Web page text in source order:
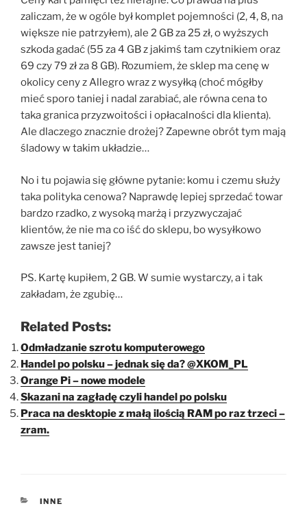
zaliczam, że w ogóle był komplet pojemności (2, 4, 8, na
większe nie patrzyłem), ale 2 GB za 25 zł, o wyższych
szkoda gadać (55 za 4 GB z jakimś tam czytnikiem oraz
69 czy 79 zł za 8 GB). Rozumiem, że sklep ma cenę w
okolicy ceny z Allegro wraz z wysyłką (choć mógłby
mieć sporo taniej i nadal zarabiać, ale równa cena to
taka granica przyzwoitości i opłacalności dla klienta).
Ale dlaczego znacznie drożej? Zapewne obrót tym mają
śladowy w takim układzie…
No i tu pojawia się główne pytanie: komu i czemu służy
taka polityka cenowa? Naprawdę lepiej sprzedać towar
bardzo rzadko, z wysoką marżą i przyzwyczajać
klientów, że nie ma co iść do sklepu, bo wysyłkowo
zawsze jest taniej?
PS. Kartę kupiłem, 2 GB. W sumie wystarczy, a i tak
zakładam, że zgubię…
Related Posts:
Odmładzanie szrotu komputerowego
Handel po polsku – jednak się da? @XKOM_PL
Orange Pi – nowe modele
Skazani na zagładę czyli handel po polsku
Praca na desktopie z małą ilością RAM po raz trzeci –
zram.
KATEGORIE
INNE